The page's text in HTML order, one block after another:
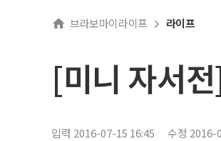
브라보마이라이프 라이프
[미니 자서
입력 2016-07-15 16:45 수정 2016-